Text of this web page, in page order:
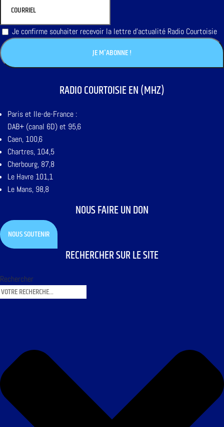
Je confirme souhaiter recevoir la lettre d'actualité Radio Courtoisie
RADIO COURTOISIE EN (MHZ)
Paris et Ile-de-France :
DAB+ (canal 6D) et 95,6
Caen, 100,6
Chartres, 104,5
Cherbourg, 87,8
Le Havre 101,1
Le Mans, 98,8
NOUS FAIRE UN DON
NOUS SOUTENIR
RECHERCHER SUR LE SITE
Rechercher